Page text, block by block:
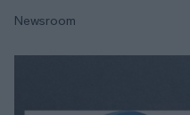
Newsroom